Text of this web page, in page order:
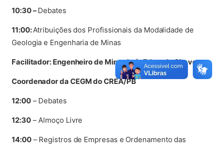
10:30 –Debates
11:00:Atribuições dos Profissionais da Modalidade de
Geologia e Engenharia de Minas
Facilitador: Engenheiro de Minas Luís Eduardo Chaves
Coordenador da CEGM do CREA/PB
12:00– Debates
12:30– Almoço Livre
14:00– Registros de Empresas e Ordenamento das